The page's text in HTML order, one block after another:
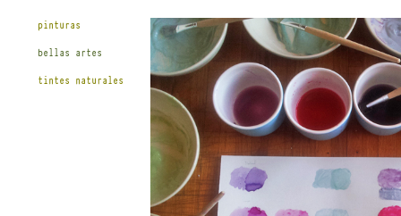
pinturas
bellas artes
tintes naturales